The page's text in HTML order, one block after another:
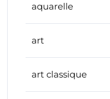
aquarelle
art
art classique